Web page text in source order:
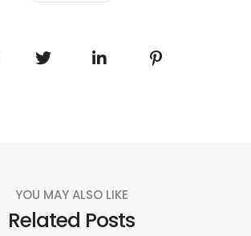
YOU MAY ALSO LIKE
Related Posts